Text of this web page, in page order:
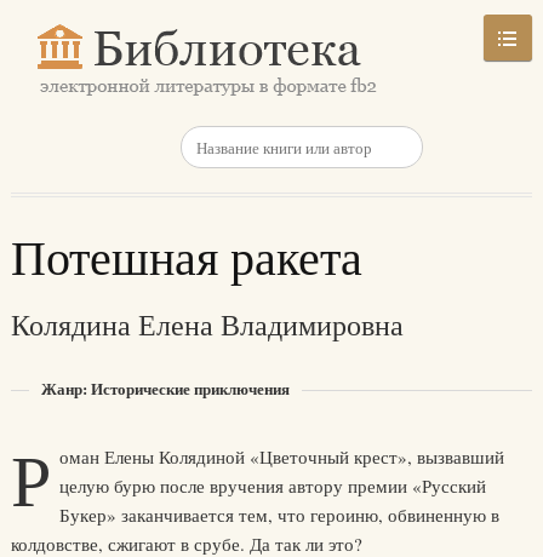
Потешная ракета
Колядина Елена Владимировна
Жанр: Исторические приключения
Р оман Елены Колядиной «Цветочный крест», вызвавший
целую бурю после вручения автору премии «Русский
Букер» заканчивается тем, что героиню, обвиненную в
колдовстве, сжигают в срубе. Да так ли это?